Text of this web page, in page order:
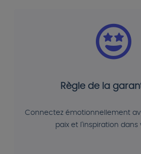
Règle de la
Connectez émotionnellement
paix et l'inspiration dans